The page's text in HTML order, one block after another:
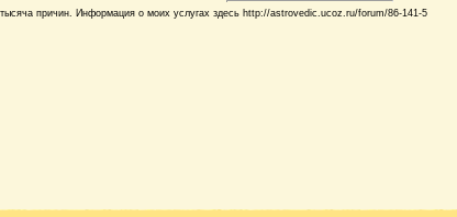
причин. Информация о моих услугах здесь http://astrovedic.ucoz.ru/forum/86-141-5